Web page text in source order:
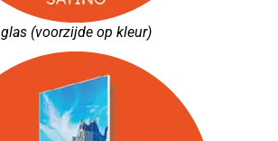
glas (voorzijde op kleur)